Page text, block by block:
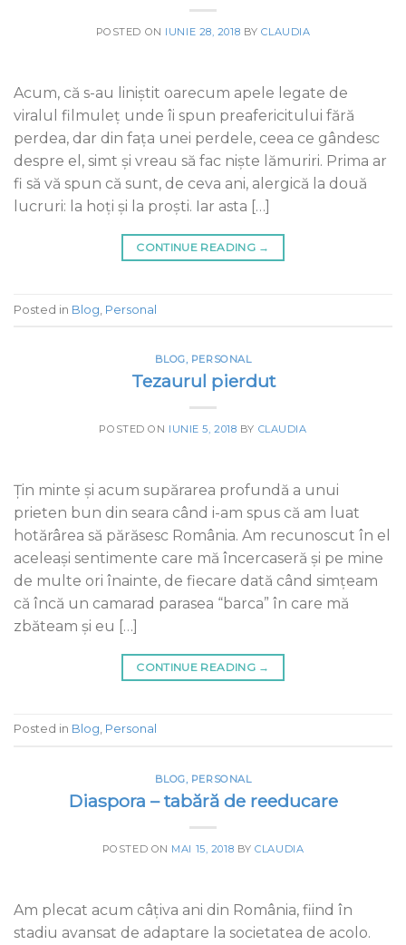
POSTED ON IUNIE 28, 2018 BYCLAUDIA
Acum, că s-au liniștit oarecum apele legate de
viralul filmuleț unde îi spun preafericitului fără
perdea, dar din fața unei perdele, ceea ce gândesc
despre el, simt și vreau să fac niște lămuriri. Prima ar
fi să vă spun că sunt, de ceva ani, alergică la două
lucruri: la hoți și la proști. Iar asta […]
CONTINUE READING →
Posted in Blog Personal
BLOG, PERSONAL
Tezaurul pierdut
POSTED ON IUNIE 5, 2018 BY CLAUDIA
Ţin minte şi acum supărarea profundă a unui
prieten bun din seara când i-am spus că am luat
hotărârea să părăsesc România. Am recunoscut în el
aceleaşi sentimente care mă încercaseră şi pe mine
de multe ori înainte, de fiecare dată când simţeam
că încă un camarad parasea “barca” în care mă
zbăteam şi eu […]
CONTINUE READING →
Posted in Blog, Personal
BLOG, PERSONAL
Diaspora – tabără de reeducare
POSTED ON MAI 15, 2018 BYCLAUDIA
Am plecat acum câțiva ani din România, fiind în
stadiu avansat de adaptare la societatea de acolo.